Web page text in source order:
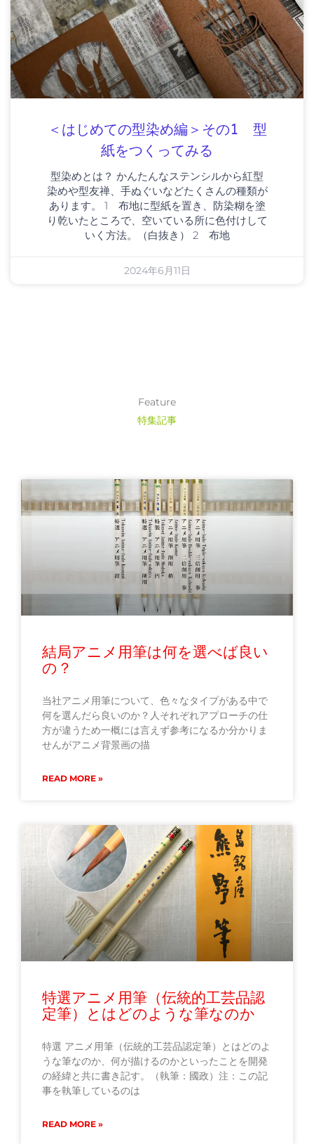
＜はじめての型染め編＞その1 型
紙をつくってみる
型染めとは？ かんたんなステンシルから紅型
染めや型友禅、手ぬぐいなどたくさんの種類が
あります。 1 布地に型紙を置き、防染糊を塗
り乾いたところで、空いている所に色付けして
いく方法。（白抜き） 2 布地
2024年6月11日
Feature
特集記事
結局アニメ用筆は何を選べば良い
の？
当社アニメ用筆について、色々なタイプがある中で
何を選んだら良いのか？人それぞれアプローチの仕
方が違うため一概には言えず参考になるか分かりま
せんがアニメ背景画の描
READ MORE »
特選アニメ用筆（伝統的工芸品認
定筆）とはどのような筆なのか
特選 アニメ用筆（伝統的工芸品認定筆）とはどのよ
うな筆なのか、何が描けるのかといったことを開発
の経緯と共に書き記す。（執筆：國政）注：この記
事を執筆しているのは
READ MORE »